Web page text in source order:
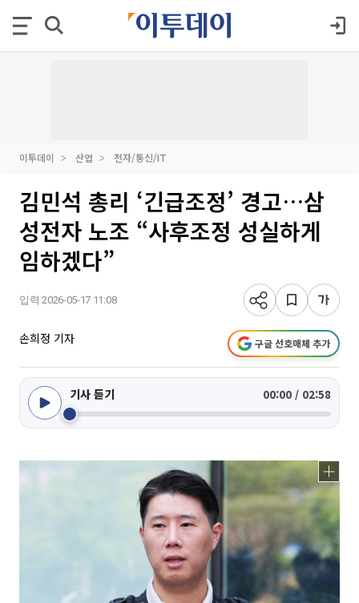
이투데이 산업 전자/통신/IT
김민석 총리 ‘긴급조정’ 경고…삼
성전자 노조 “사후조정 성실하게
임하겠다”
입력 2026-05-17 11:08
손희정 기자 구글 선호매체 추가
기사 듣기 00:00 / 02:58